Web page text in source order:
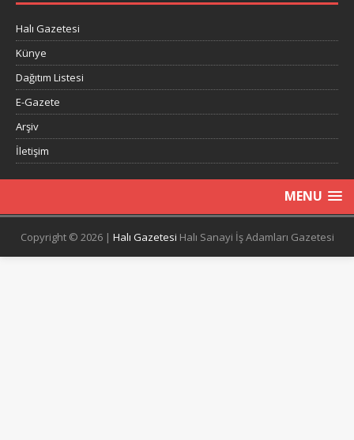
Halı Gazetesi
Künye
Dağıtım Listesi
E-Gazete
Arşiv
İletişim
MENU
Copyright © 2026 | Halı Gazetesi Halı Sanayi İş Adamları Gazetesi